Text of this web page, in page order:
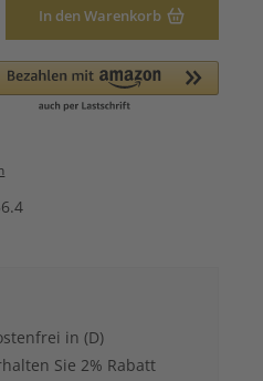
In den Warenkorb
in (D)
Sie 2% Rabatt